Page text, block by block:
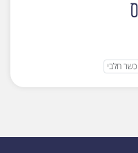
כשר חלבי